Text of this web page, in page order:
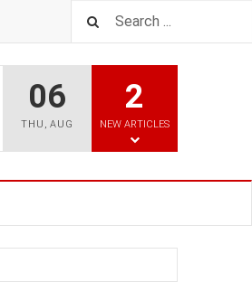
06
THU , AUG
2
NEW ARTICLES